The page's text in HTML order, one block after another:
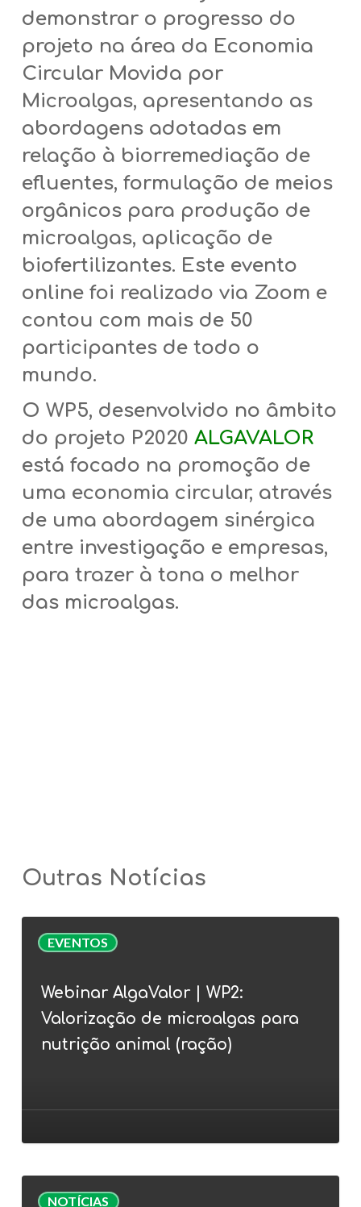
demonstrar o progresso do
projeto na área da Economia
Circular Movida por
Microalgas, apresentando as
abordagens adotadas em
relação à biorremediação de
efluentes, formulação de meios
orgânicos para produção de
microalgas, aplicação de
biofertilizantes. Este evento
online foi realizado via Zoom e
contou com mais de 50
participantes de todo o
mundo.
O WP5, desenvolvido no âmbito
do projeto P2020 ALGAVALOR
está focado na promoção de
uma economia circular, através
de uma abordagem sinérgica
entre investigação e empresas,
para trazer à tona o melhor
das microalgas.
Outras Notícias
EVENTOS
AlgaValor
WP2:
Valorização
nutrição
animal
Webinar AlgaValor | WP2:
Valorização de microalgas para
nutrição animal (ração)
NOTÍCIAS